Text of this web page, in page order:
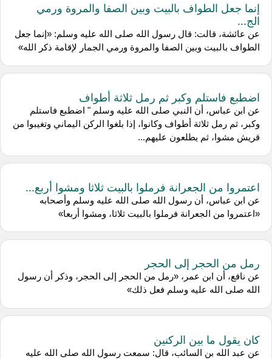
إنما جعل الطواف بالبيت وبين الصفا والمروة ورمي
الج...
عن عائشة، قالت: قال رسول الله صلى الله عليه وسلم: «إنما جعل
الطواف بالبيت وبين الصفا والمروة ورمي الجمار لإقامة ذكر الله»
اضطبع فاستلم وكبر ثم رمل ثلاثة أطواف
عن ابن عباس، أن النبي صلى الله عليه وسلم " اضطبع فاستلم
وكبر، ثم رمل ثلاثة أطواف وكانوا، إذا بلغوا الركن اليماني وتغيبوا من
قريش مشوا، ثم يطلعون عليهم...
اعتمروا من الجعرانة فرملوا بالبيت ثلاثا ومشوا أربع...
عن ابن عباس، أن رسول الله صلى الله عليه وسلم وأصحابه
«اعتمروا من الجعرانة فرملوا بالبيت ثلاثا، ومشوا أربعا»
رمل من الحجر إلى الحجر
عن نافع، أن ابن عمر، «رمل من الحجر إلى الحجر، وذكر أن رسول
الله صلى الله عليه وسلم فعل ذلك»
كان يقول ما بين الركنين
عن عبد الله بن السائب، قال: سمعت رسول الله صلى الله عليه